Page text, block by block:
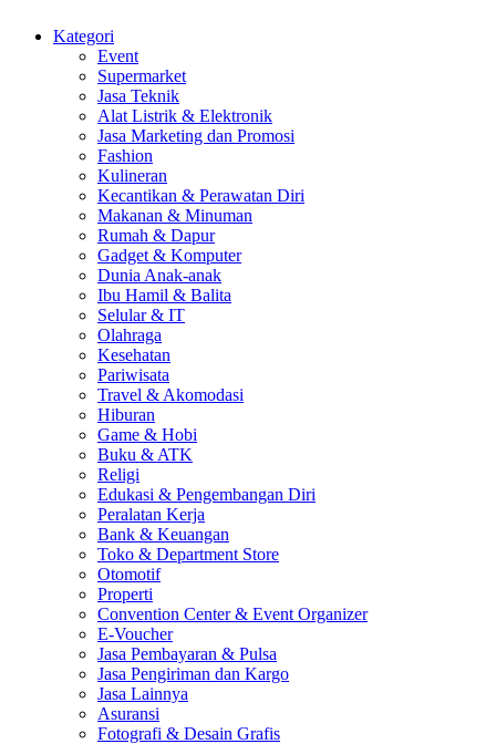
Kategori
Event
Supermarket
Jasa Teknik
Alat Listrik & Elektronik
Jasa Marketing dan Promosi
Fashion
Kulineran
Kecantikan & Perawatan Diri
Makanan & Minuman
Rumah & Dapur
Gadget & Komputer
Dunia Anak-anak
Ibu Hamil & Balita
Selular & IT
Olahraga
Kesehatan
Pariwisata
Travel & Akomodasi
Hiburan
Game & Hobi
Buku & ATK
Religi
Edukasi & Pengembangan Diri
Peralatan Kerja
Bank & Keuangan
Toko & Department Store
Otomotif
Properti
Convention Center & Event Organizer
E-Voucher
Jasa Pembayaran & Pulsa
Jasa Pengiriman dan Kargo
Jasa Lainnya
Asuransi
Fotografi & Desain Grafis